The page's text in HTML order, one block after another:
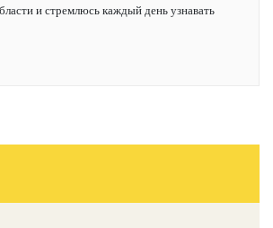
и стремлюсь каждый день узнавать